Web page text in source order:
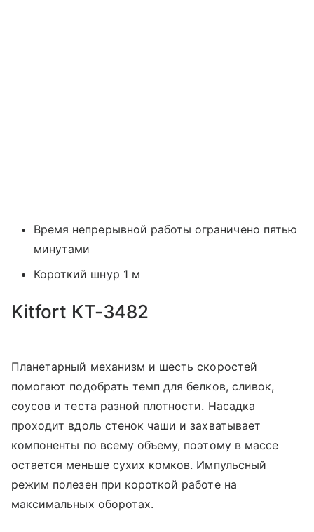
Время непрерывной работы ограничено пятью
минутами
Короткий шнур 1 м
Kitfort КТ-3482
Планетарный механизм и шесть скоростей
помогают подобрать темп для белков, сливок,
соусов и теста разной плотности. Насадка
проходит вдоль стенок чаши и захватывает
компоненты по всему объему, поэтому в массе
остается меньше сухих комков. Импульсный
режим полезен при короткой работе на
максимальных оборотах.